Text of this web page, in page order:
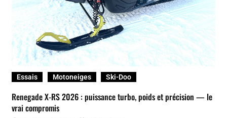
Essais Motoneiges Ski-Doo
Renegade X-RS 2026 : puissance turbo, poids et précision — le
vrai compromis